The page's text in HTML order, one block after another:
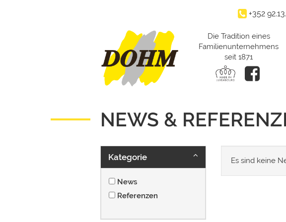
+352
Die Tradition eines
Familienunternehmens
seit 1871
NEWS &
Kategorie
News
Referenzen
Es sind keine